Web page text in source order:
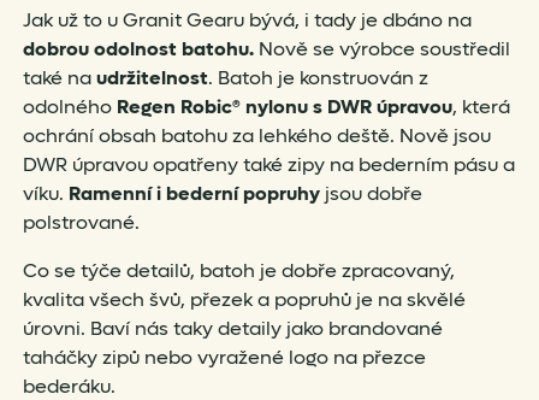
Jak už to u Granit Gearu bývá, i tady je dbáno na
dobrou odolnost batohu.Nově se výrobce soustředil
také naudržitelnost. Batoh je konstruován z
odolného Regen Robic® nylonu s DWR úpravou, která
ochrání obsah batohu za lehkého deště. Nově jsou
DWR úpravou opatřeny také zipy na bederním pásu a
víku. Ramenní i bederní popruhyjsou dobře
polstrované.
Co se týče detailů, batoh je dobře zpracovaný,
kvalita všech švů, přezek a popruhů je na skvělé
úrovni. Baví nás taky detaily jako brandované
taháčky zipů nebo vyražené logo na přezce
bederáku.